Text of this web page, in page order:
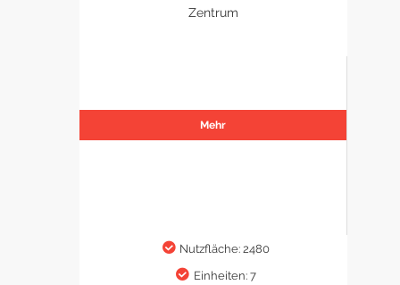
Zentrum
Mehr
Nutzfläche: 2480
Einheiten: 7